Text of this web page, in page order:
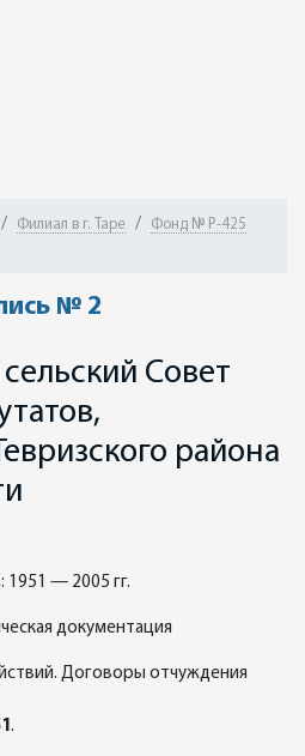
Филиал в г. Таре Фонд № Р-425
№ 2
Совет
района
1951 — 2005 гг.
документация
Договоры отчуждения
.